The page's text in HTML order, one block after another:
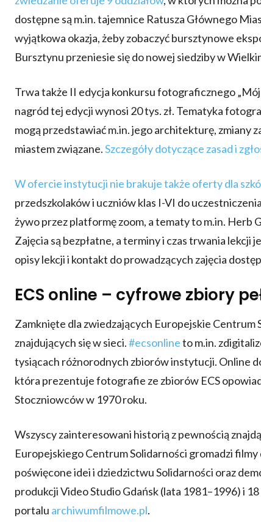
dostępne są m.in. tajemnice Ratusza Głównego
wyjątkowa okazja, żeby zobaczyć bursztynowe
Bursztynu przeniesie się do nowej siedziby w
Trwa także II edycja konkursu fotograficznego
nagród tej edycji wynosi 20 tys. zł. Tematyka
mogą przedstawiać m.in. jego architekturę, zmiany
miastem związane.Szczegóły dotyczące zasad i
W ofercie instytucji nie brakuje także oferty dla
przedszkolaków i uczniów klas I-VI do
żywo przez platformę zoom, a tematy to m.in. Herb
Zajęcia są bezpłatne, a terminy i czas trwania lekcji
opisy lekcji i kontakt do prowadzących zajęcia
ECS online – cyfrowe zbiory
Zamknięte dla zwiedzających Europejskie Centrum
znajdujących się w sieci.#ecsonlineto m.in.
tysiącach różnorodnych zbiorów instytucji. Online
która prezentuje fotografie ze zbiorów ECS
Stoczniowców w 1970 roku.
Wszyscy zainteresowani historią z pewnością
Europejskiego Centrum Solidarności gromadzi
poświęcone idei i dziedzictwu Solidarności oraz
produkcji Video Studio Gdańsk (lata 1981–1996) i
portalu archiwumfilmowe.pl.